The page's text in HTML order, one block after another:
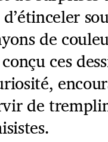
de
ces
de